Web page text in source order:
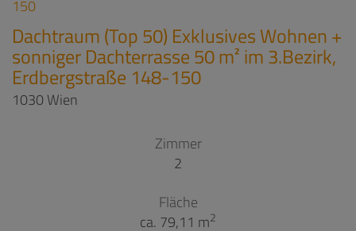
Dachtraum (Top 50) Exklusives Wohnen +
sonniger Dachterrasse 50 m² im 3.Bezirk,
Erdbergstraße 148-150
1030 Wien
Zimmer
2
Fläche
ca. 79,11 m2